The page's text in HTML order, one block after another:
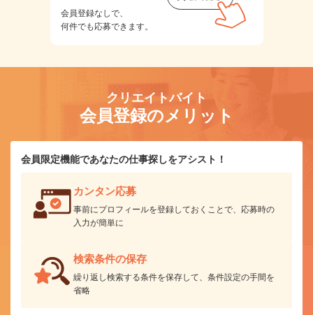
会員登録なしで、
何件でも応募できます。
クリエイトバイト
会員登録のメリット
会員限定機能であなたの仕事探しをアシスト！
カンタン応募
事前にプロフィールを登録しておくことで、応募時の
入力が簡単に
検索条件の保存
繰り返し検索する条件を保存して、条件設定の手間を
省略